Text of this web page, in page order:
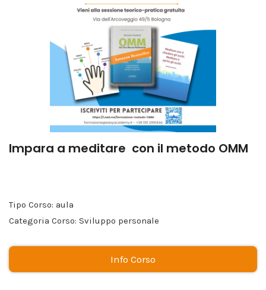
Impara a meditare con il metodo OMM
Tipo Corso: aula
Categoria Corso: Sviluppo personale
Info Corso